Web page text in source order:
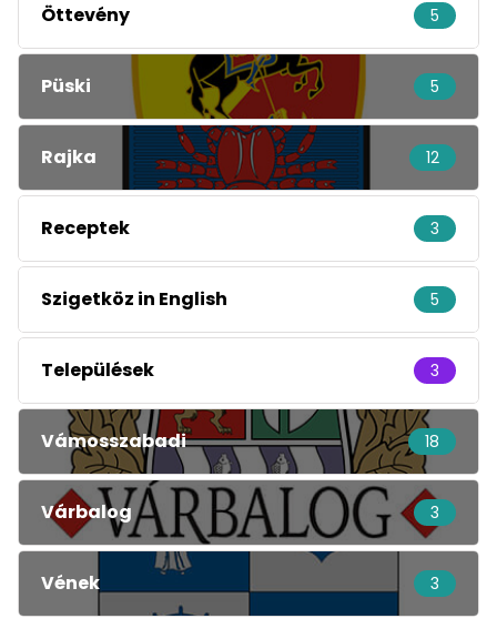
Öttevény 5
Püski 5
Rajka 12
Receptek 3
Szigetköz in English 5
Települések 3
Vámosszabadi 18
Várbalog 3
Vének 3